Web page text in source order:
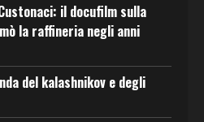
il docufilm sulla
la raffineria negli anni
del kalashnikov e degli